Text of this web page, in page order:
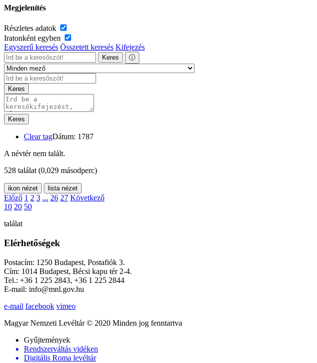
Megjelenítés
Részletes adatok
Iratonként egyben
Egyszerű keresés Összetett keresés Kifejezés
Keres ⓘ
Keres
Keres
Clear tagDátum: 1787
A névtér nem talált.
528 találat (0,029 másodperc)
ikon nézet lista nézet
Előző 1 2 3 ... 26 27 Következő
10 20 50
találat
Elérhetőségek
Postacím: 1250 Budapest, Postafiók 3.
Cím: 1014 Budapest, Bécsi kapu tér 2-4.
Tel.: +36 1 225 2843, +36 1 225 2844
E-mail: info@mnl.gov.hu
e-mail facebook vimeo
Magyar Nemzeti Levéltár © 2020 Minden jog fenntartva
Gyűjtemények
Rendszerváltás vidéken
Digitális Roma levéltár